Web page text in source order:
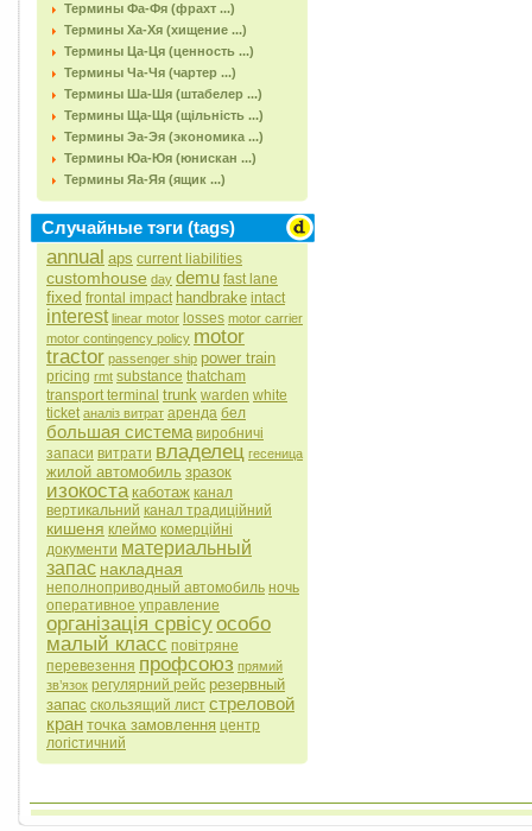
Термины Фа-Фя (фрахт ...)
Термины Ха-Хя (хищение ...)
Термины Ца-Ця (ценность ...)
Термины Ча-Чя (чартер ...)
Термины Ша-Шя (штабелер ...)
Термины Ща-Щя (щільність ...)
Термины Эа-Эя (экономика ...)
Термины Юа-Юя (юнискан ...)
Термины Яа-Яя (ящик ...)
Случайные тэги (tags)
annual aps current liabilities
customhouse day demu fast lane
fixed frontal impact handbrake intact
interest linear motor losses motor carrier
motor contingency policy motor
tractor passenger ship power train
pricing rmt substance thatcham
transport terminal trunk warden white
ticket аналіз витрат аренда бел
большая система виробничі
запаси витрати владелец гесеница
жилой автомобиль зразок
изокоста каботаж канал
вертикальний канал традиційний
кишеня клеймо комерційні
документи материальный
запас накладная
неполноприводный автомобиль ночь
оперативное управление
організація срвісуособо
малый класс повітряне
перевезення профсоюз прямий
зв’язок регулярний рейс резервный
запас скользящий лист стреловой
кран точка замовлення центр
логістичний